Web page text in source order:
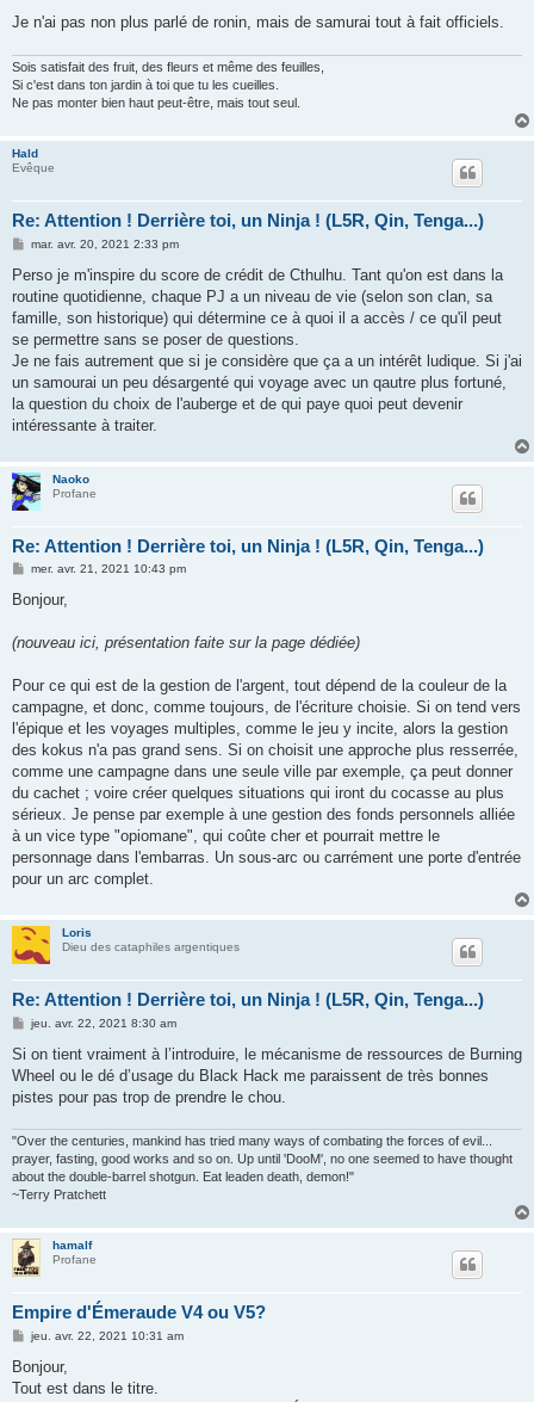
Je n'ai pas non plus parlé de ronin, mais de samurai tout à fait officiels.
Sois satisfait des fruit, des fleurs et même des feuilles,
Si c'est dans ton jardin à toi que tu les cueilles.
Ne pas monter bien haut peut-être, mais tout seul.
Hald
Evêque
Re: Attention ! Derrière toi, un Ninja ! (L5R, Qin, Tenga...)
M
s
a
g
mar. avr. 20, 2021 2:33 pm
Perso je m'inspire du score de crédit de Cthulhu. Tant qu'on est dans la
routine quotidienne, chaque PJ a un niveau de vie (selon son clan, sa
famille, son historique) qui détermine ce à quoi il a accès / ce qu'il peut
se permettre sans se poser de questions.
Je ne fais autrement que si je considère que ça a un intérêt ludique. Si j'ai
un samourai un peu désargenté qui voyage avec un qautre plus fortuné,
la question du choix de l'auberge et de qui paye quoi peut devenir
intéressante à traiter.
Naoko
Profane
Re: Attention ! Derrière toi, un Ninja ! (L5R, Qin, Tenga...)
M
s
g
mer. avr. 21, 2021 10:43 pm
Bonjour,
(nouveau ici, présentation faite sur la page dédiée)
Pour ce qui est de la gestion de l'argent, tout dépend de la couleur de la
campagne, et donc, comme toujours, de l'écriture choisie. Si on tend vers
l'épique et les voyages multiples, comme le jeu y incite, alors la gestion
des kokus n'a pas grand sens. Si on choisit une approche plus resserrée,
comme une campagne dans une seule ville par exemple, ça peut donner
du cachet ; voire créer quelques situations qui iront du cocasse au plus
sérieux. Je pense par exemple à une gestion des fonds personnels alliée
à un vice type "opiomane", qui coûte cher et pourrait mettre le
personnage dans l'embarras. Un sous-arc ou carrément une porte d'entrée
pour un arc complet.
Loris
Dieu des cataphiles argentiques
Re: Attention ! Derrière toi, un Ninja ! (L5R, Qin, Tenga...)
M
a
g
jeu. avr. 22, 2021 8:30 am
Si on tient vraiment à l’introduire, le mécanisme de ressources de Burning
Wheel ou le dé d’usage du Black Hack me paraissent de très bonnes
pistes pour pas trop de prendre le chou.
"Over the centuries, mankind has tried many ways of combating the forces of evil...
prayer, fasting, good works and so on. Up until 'DooM', no one seemed to have thought
about the double-barrel shotgun. Eat leaden death, demon!"
~Terry Pratchett
hamalf
Profane
Empire d'Émeraude V4 ou V5?
M
s
a
jeu. avr. 22, 2021 10:31 am
Bonjour,
Tout est dans le titre.